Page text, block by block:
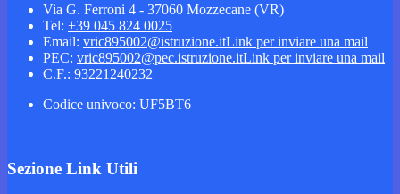
Via G. Ferroni 4 - 37060 Mozzecane (VR)
Tel: +39 045 824 0025
Email: vric895002@istruzione.itLink per inviare una mail
PEC: vric895002@pec.istruzione.itLink per inviare una mail
C.F.: 93221240232
Codice univoco: UF5BT6
Sezione Link Utili